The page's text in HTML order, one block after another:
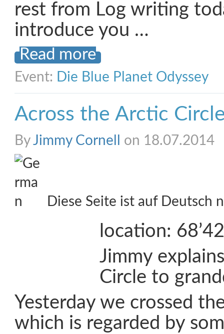
rest from Log writing
introduce you …
Read more
Event: Die Blue Planet Odyssey
Across the Arctic
ByJimmy Cornell on 18.07.2014
Diese Seite ist auf Deutsch
location:
Jimmy
Circle to
Yesterday we crossed
which is regarded by